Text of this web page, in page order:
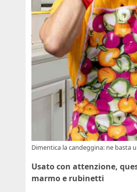
Dimentica la candeggina: ne basta
Usato con attenzione,
marmo e rubinetti